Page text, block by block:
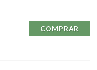
COMPRAR